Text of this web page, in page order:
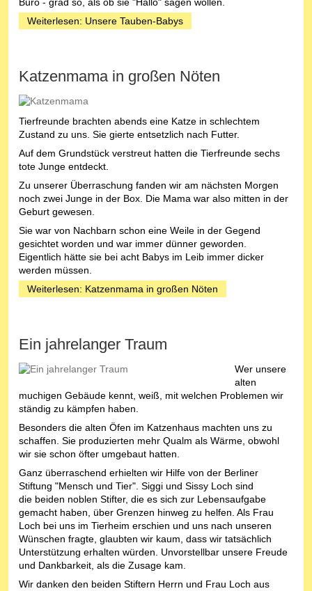
Büro - grad so, als ob sie "Hallo" sagen wollen.
Weiterlesen: Unsere Tauben-Babys
Katzenmama in großen Nöten
Tierfreunde brachten abends eine Katze in schlechtem
Zustand zu uns. Sie gierte entsetzlich nach Futter.
Auf dem Grundstück verstreut hatten die Tierfreunde sechs
tote Junge entdeckt.
Zu unserer Überraschung fanden wir am nächsten Morgen
noch zwei Junge in der Box. Die Mama war also mitten in der
Geburt gewesen.
Sie war von Nachbarn schon eine Weile in der Gegend
gesichtet worden und war immer dünner geworden.
Eigentlich hätte sie bei acht Babys im Leib immer dicker
werden müssen.
Weiterlesen: Katzenmama in großen Nöten
Ein jahrelanger Traum
Wer unsere
alten
muchigen Gebäude kennt, weiß, mit welchen Problemen wir
ständig zu kämpfen haben.
Besonders die alten Öfen im Katzenhaus machten uns zu
schaffen. Sie produzierten mehr Qualm als Wärme, obwohl
wir sie schon öfter umgebaut hatten.
Ganz überraschend erhielten wir Hilfe von der Berliner
Stiftung "Mensch und Tier". Siggi und Sissy Loch sind
die beiden noblen Stifter, die es sich zur Lebensaufgabe
gemacht haben, über Grenzen hinweg zu helfen. Als Frau
Loch bei uns im Tierheim erschien und uns nach unseren
Wünschen fragte, glaubten wir kaum, dass wir tatsächlich
Unterstützung erhalten würden. Unvorstellbar unsere Freude
und Dankbarkeit, als die Zusage kam.
Wir danken den beiden Stiftern Herrn und Frau Loch aus